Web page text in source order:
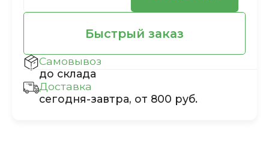
Быстрый заказ
Самовывоз
до склада
Доставка
сегодня-завтра, от 800 руб.